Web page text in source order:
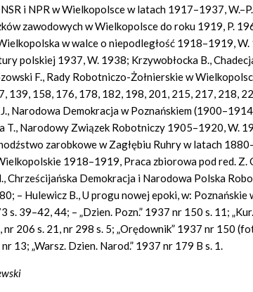
i NPR w Wielkopolsce w latach 1917–1937,
zawodowych w Wielkopolsce do roku 1919, P.
w walce o niepodległość 1918–1919,
polskiej 1937, W. 1938; Krzywobłocka B.,
F., Rady Robotniczo-Żołnierskie w
139, 158, 176, 178, 182, 198, 201, 215, 217, 218,
Narodowa Demokracja w Poznańskiem
T., Narodowy Związek Robotniczy 1905–1920, W.
zarobkowe w Zagłębiu Ruhry w latach
1918–1919, Praca zbiorowa pod red. Z.
Chrześcijańska Demokracja i Narodowa Polska
– Hulewicz B., U progu nowej epoki, w:
s. 39–42, 44; – „Dzien. Pozn.” 1937 nr 150 s. 11;
nr 206 s. 21, nr 298 s. 5; „Orędownik” 1937 nr 150
13; „Warsz. Dzien. Narod.” 1937 nr 179 B s. 1.